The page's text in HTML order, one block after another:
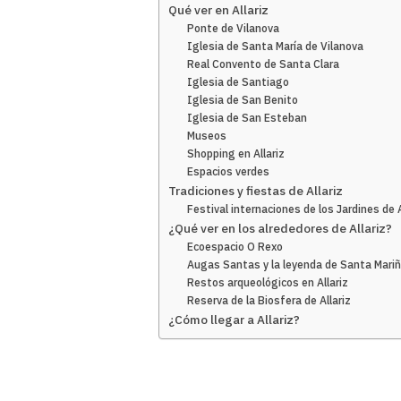
Qué ver en Allariz
Ponte de Vilanova
Iglesia de Santa María de Vilanova
Real Convento de Santa Clara
Iglesia de Santiago
Iglesia de San Benito
Iglesia de San Esteban
Museos
Shopping en Allariz
Espacios verdes
Tradiciones y fiestas de Allariz
Festival internaciones de los Jardines de
¿Qué ver en los alrededores de Allariz?
Ecoespacio O Rexo
Augas Santas y la leyenda de Santa
Restos arqueológicos en Allariz
Reserva de la Biosfera de Allariz
¿Cómo llegar a Allariz?